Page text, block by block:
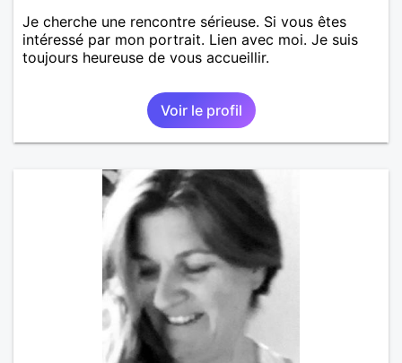
Je cherche une rencontre sérieuse. Si vous êtes
intéressé par mon portrait. Lien avec moi. Je suis
toujours heureuse de vous accueillir.
Voir le profil